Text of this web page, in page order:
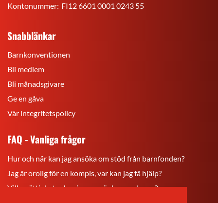
Kontonummer: FI12 6601 0001 0243 55
Snabblänkar
Barnkonventionen
Bli medlem
Bli månadsgivare
Ge en gåva
Vår integritetspolicy
FAQ - Vanliga frågor
Hur och när kan jag ansöka om stöd från barnfonden?
Jag är orolig för en kompis, var kan jag få hjälp?
Vilka rättigheter har jag som är barn och ung?